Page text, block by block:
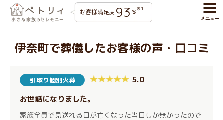
お客様満足度 93 %※1
伊奈町で葬儀したお客様の声・口コミ
引取り個別火葬 5.0
お世話になりました。
家族全員で見送れる日が亡くなった当日しか無かったので